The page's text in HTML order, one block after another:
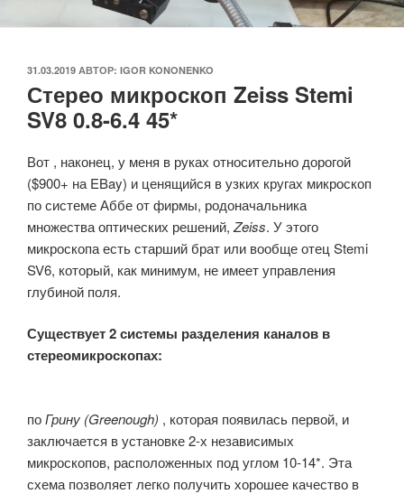
ОПУБЛИКОВАНО
31.03.2019 АВТОР: IGOR KONONENKO
Стерео микроскоп Zeiss Stemi
SV8 0.8-6.4 45*
Вот , наконец, у меня в руках относительно дорогой
($900+ на EBay) и ценящийся в узких кругах микроскоп
по системе Аббе от фирмы, родоначальника
множества оптических решений, Zeiss. У этого
микроскопа есть старший брат или вообще отец Stemi
SV6, который, как минимум, не имеет управления
глубиной поля.
Существует 2 системы разделения каналов в
стереомикроскопах:
поГрину (Greenough) , которая появилась первой, и
заключается в установке 2-х независимых
микроскопов, расположенных под углом 10-14*. Эта
схема позволяет легко получить хорошее качество в